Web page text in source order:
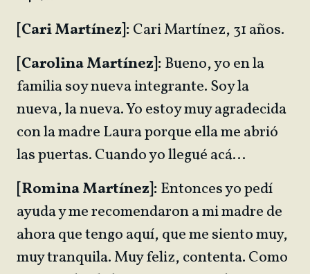
[Cari Martínez]:Cari Martínez, 31 años.
[Carolina Martínez]:Bueno, yo en la
familia soy nueva integrante. Soy la
nueva, la nueva. Yo estoy muy agradecida
con la madre Laura porque ella me abrió
las puertas. Cuando yo llegué acá…
[Romina Martínez]:Entonces yo pedí
ayuda y me recomendaron a mi madre de
ahora que tengo aquí, que me siento muy,
muy tranquila. Muy feliz, contenta. Como